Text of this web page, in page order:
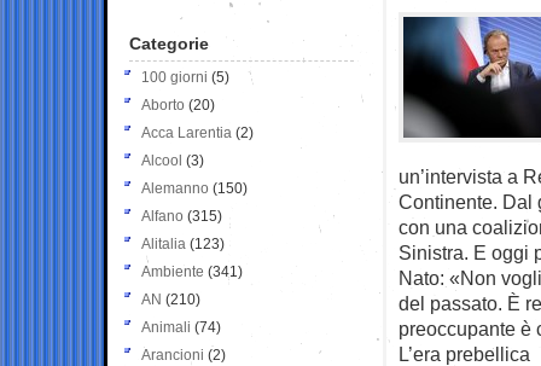
un’intervista a
Continente. Dal
con una
Sinistra. E oggi
Nato: «Non
del passato. È
preoccupante è
L’era prebellica
Categorie
100 giorni (5)
Aborto (20)
Acca Larentia (2)
Alcool (3)
Alemanno (150)
Alfano (315)
Alitalia (123)
Ambiente (341)
AN (210)
Animali (74)
Arancioni (2)